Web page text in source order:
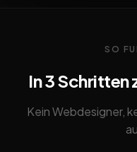
SO
In 3 Schritten
Kein Webdesigner,